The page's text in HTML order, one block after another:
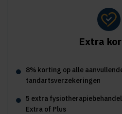
Extra
8% korting op alle
tandartsverzekeringen
5 extra
Extra of Plus